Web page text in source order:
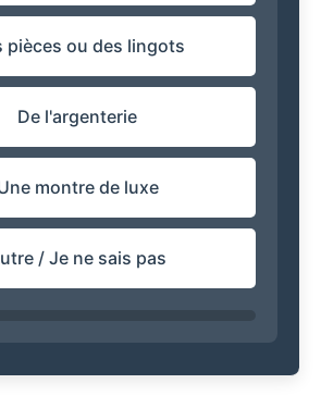
pièces ou des lingots
De l'argenterie
montre de luxe
/ Je ne sais pas